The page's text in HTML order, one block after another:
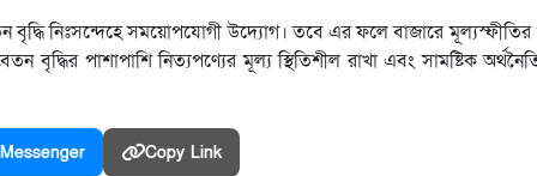
বৃদ্ধি নিঃসন্দেহে সময়োপযোগী উদ্যোগ। তবে এর ফলে বাজারে মূল্যস্ফীতির
পাশাপাশি নিত্যপণ্যের মূল্য স্থিতিশীল রাখা এবং সামষ্টিক
Messenger Copy Link